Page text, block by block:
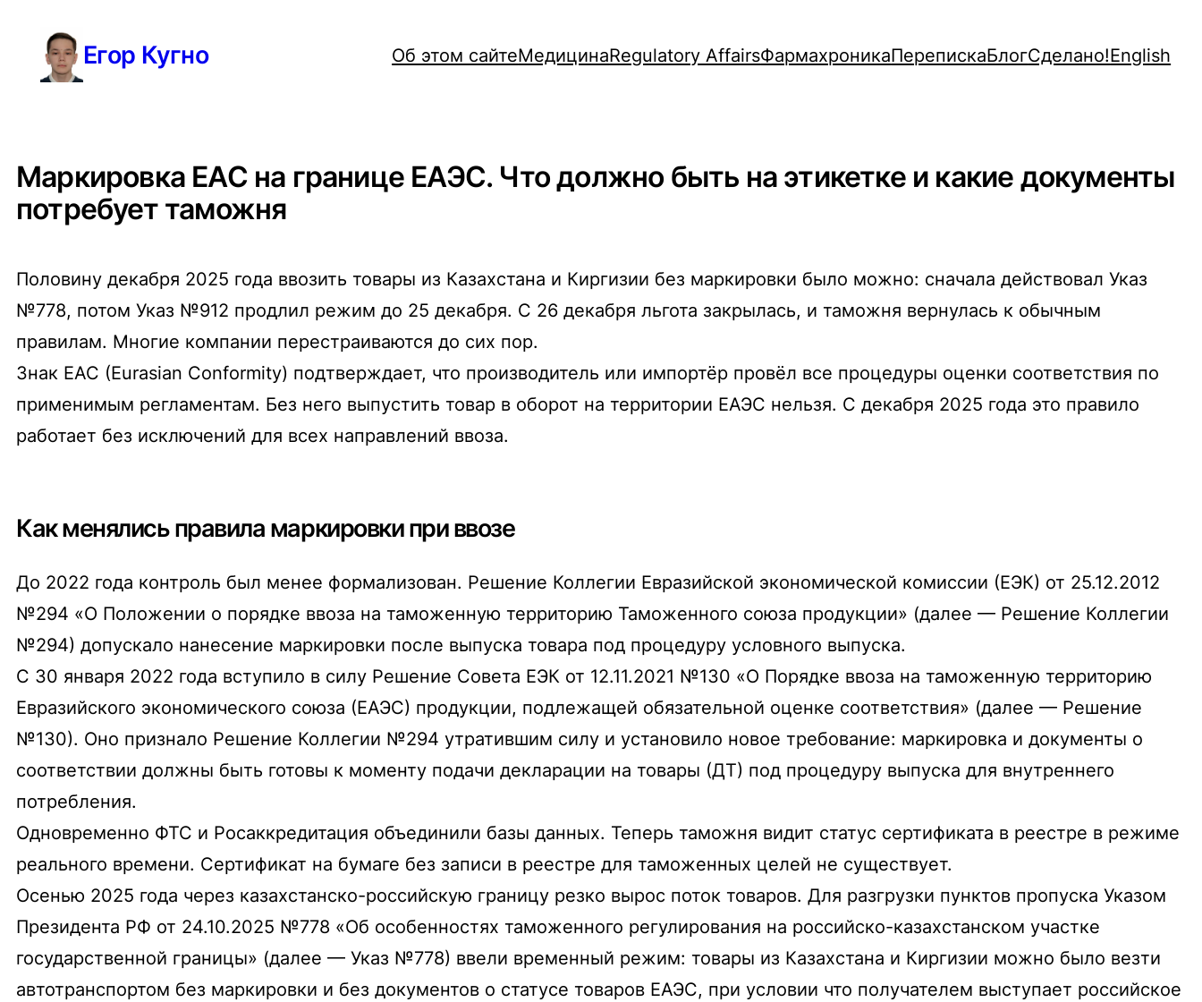
содержимому
Егор Кугно Об этом сайтеМедицинаRegulatory AffairsФармахроникаПерепискаБлогСделано!English
Маркировка ЕАС на границе ЕАЭС. Что должно быть на этикетке и какие документы
потребует таможня
Половину декабря 2025 года ввозить товары из Казахстана и Киргизии без маркировки было можно: сначала действовал Указ
№778, потом Указ №912 продлил режим до 25 декабря. С 26 декабря льгота закрылась, и таможня вернулась к обычным
правилам. Многие компании перестраиваются до сих пор.
Знак ЕАС (Eurasian Conformity) подтверждает, что производитель или импортёр провёл все процедуры оценки соответствия по
применимым регламентам. Без него выпустить товар в оборот на территории ЕАЭС нельзя. С декабря 2025 года это правило
работает без исключений для всех направлений ввоза.
Как менялись правила маркировки при ввозе
До 2022 года контроль был менее формализован. Решение Коллегии Евразийской экономической комиссии (ЕЭК) от 25.12.2012
№294 «О Положении о порядке ввоза на таможенную территорию Таможенного союза продукции» (далее — Решение Коллегии
№294) допускало нанесение маркировки после выпуска товара под процедуру условного выпуска.
С 30 января 2022 года вступило в силу Решение Совета ЕЭК от 12.11.2021 №130 «О Порядке ввоза на таможенную территорию
Евразийского экономического союза (ЕАЭС) продукции, подлежащей обязательной оценке соответствия» (далее — Решение
№130). Оно признало Решение Коллегии №294 утратившим силу и установило новое требование: маркировка и документы о
соответствии должны быть готовы к моменту подачи декларации на товары (ДТ) под процедуру выпуска для внутреннего
потребления.
Одновременно ФТС и Росаккредитация объединили базы данных. Теперь таможня видит статус сертификата в реестре в режиме
реального времени. Сертификат на бумаге без записи в реестре для таможенных целей не существует.
Осенью 2025 года через казахстанско-российскую границу резко вырос поток товаров. Для разгрузки пунктов пропуска Указом
Президента РФ от 24.10.2025 №778 «Об особенностях таможенного регулирования на российско-казахстанском участке
государственной границы» (далее — Указ №778) ввели временный режим: товары из Казахстана и Киргизии можно было везти
автотранспортом без маркировки и без документов о статусе товаров ЕАЭС, при условии что получателем выступает российское